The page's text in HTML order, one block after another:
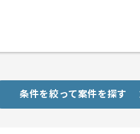
条件を絞って案件を探す